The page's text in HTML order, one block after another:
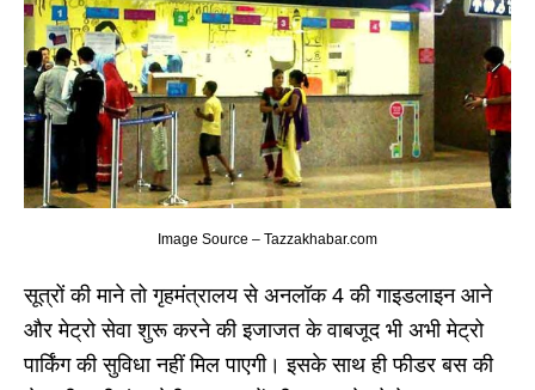
Image Source – Tazzakhabar.com
सूत्रों की माने तो गृहमंत्रालय से अनलॉक 4 की गाइडलाइन आने
और मेट्रो सेवा शुरू करने की इजाजत के वाबजूद भी अभी मेट्रो
पार्किंग की सुविधा नहीं मिल पाएगी। इसके साथ ही फीडर बस की